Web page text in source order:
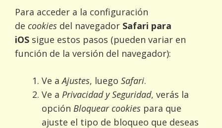
Para acceder a la configuración
de cookies del navegador Safari para
iOS sigue estos pasos (pueden variar en
función de la versión del navegador):
Ve aAjustes, luego Safari.
Ve a Privacidad y Seguridad, verás la
opción Bloquear cookies para que
ajuste el tipo de bloqueo que deseas